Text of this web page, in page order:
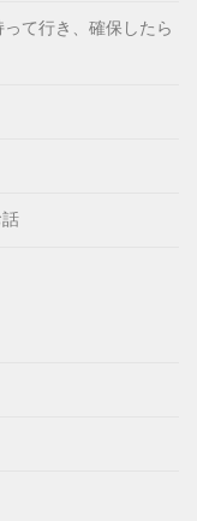
て行き、確保したら
話